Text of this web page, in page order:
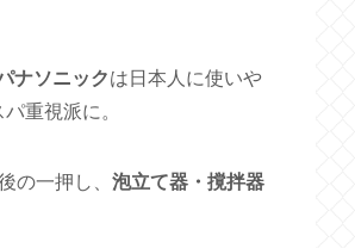
ナソニックは日本人に使いや
重視派に。
の一押し、泡立て器・撹拌器